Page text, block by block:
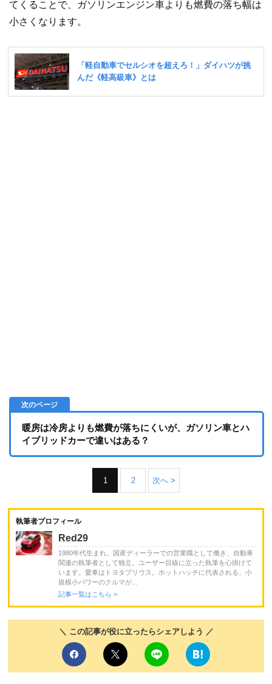
てくることで、ガソリンエンジン車よりも燃費の落ち幅は
小さくなります。
暖房は冷房よりも燃費が落ちにくいが、ガソリン車とハ
イブリッドカーで違いはある？
1 2 次へ >
執筆者プロフィール
Red29
1980年代生まれ。国産ディーラーでの営業職として働き、自動車
関連の執筆者として独立。ユーザー目線に立った執筆を心掛けて
います。愛車はトヨタプリウス。ホットハッチに代表される、小
規模小パワーのクルマが...
記事一覧はこちら >
＼ この記事が役に立ったらシェアしよう ／